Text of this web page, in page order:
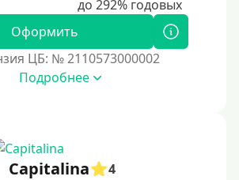
Оформить
ЦБ: № 2110573000002
Подробнее
Capitalina
4